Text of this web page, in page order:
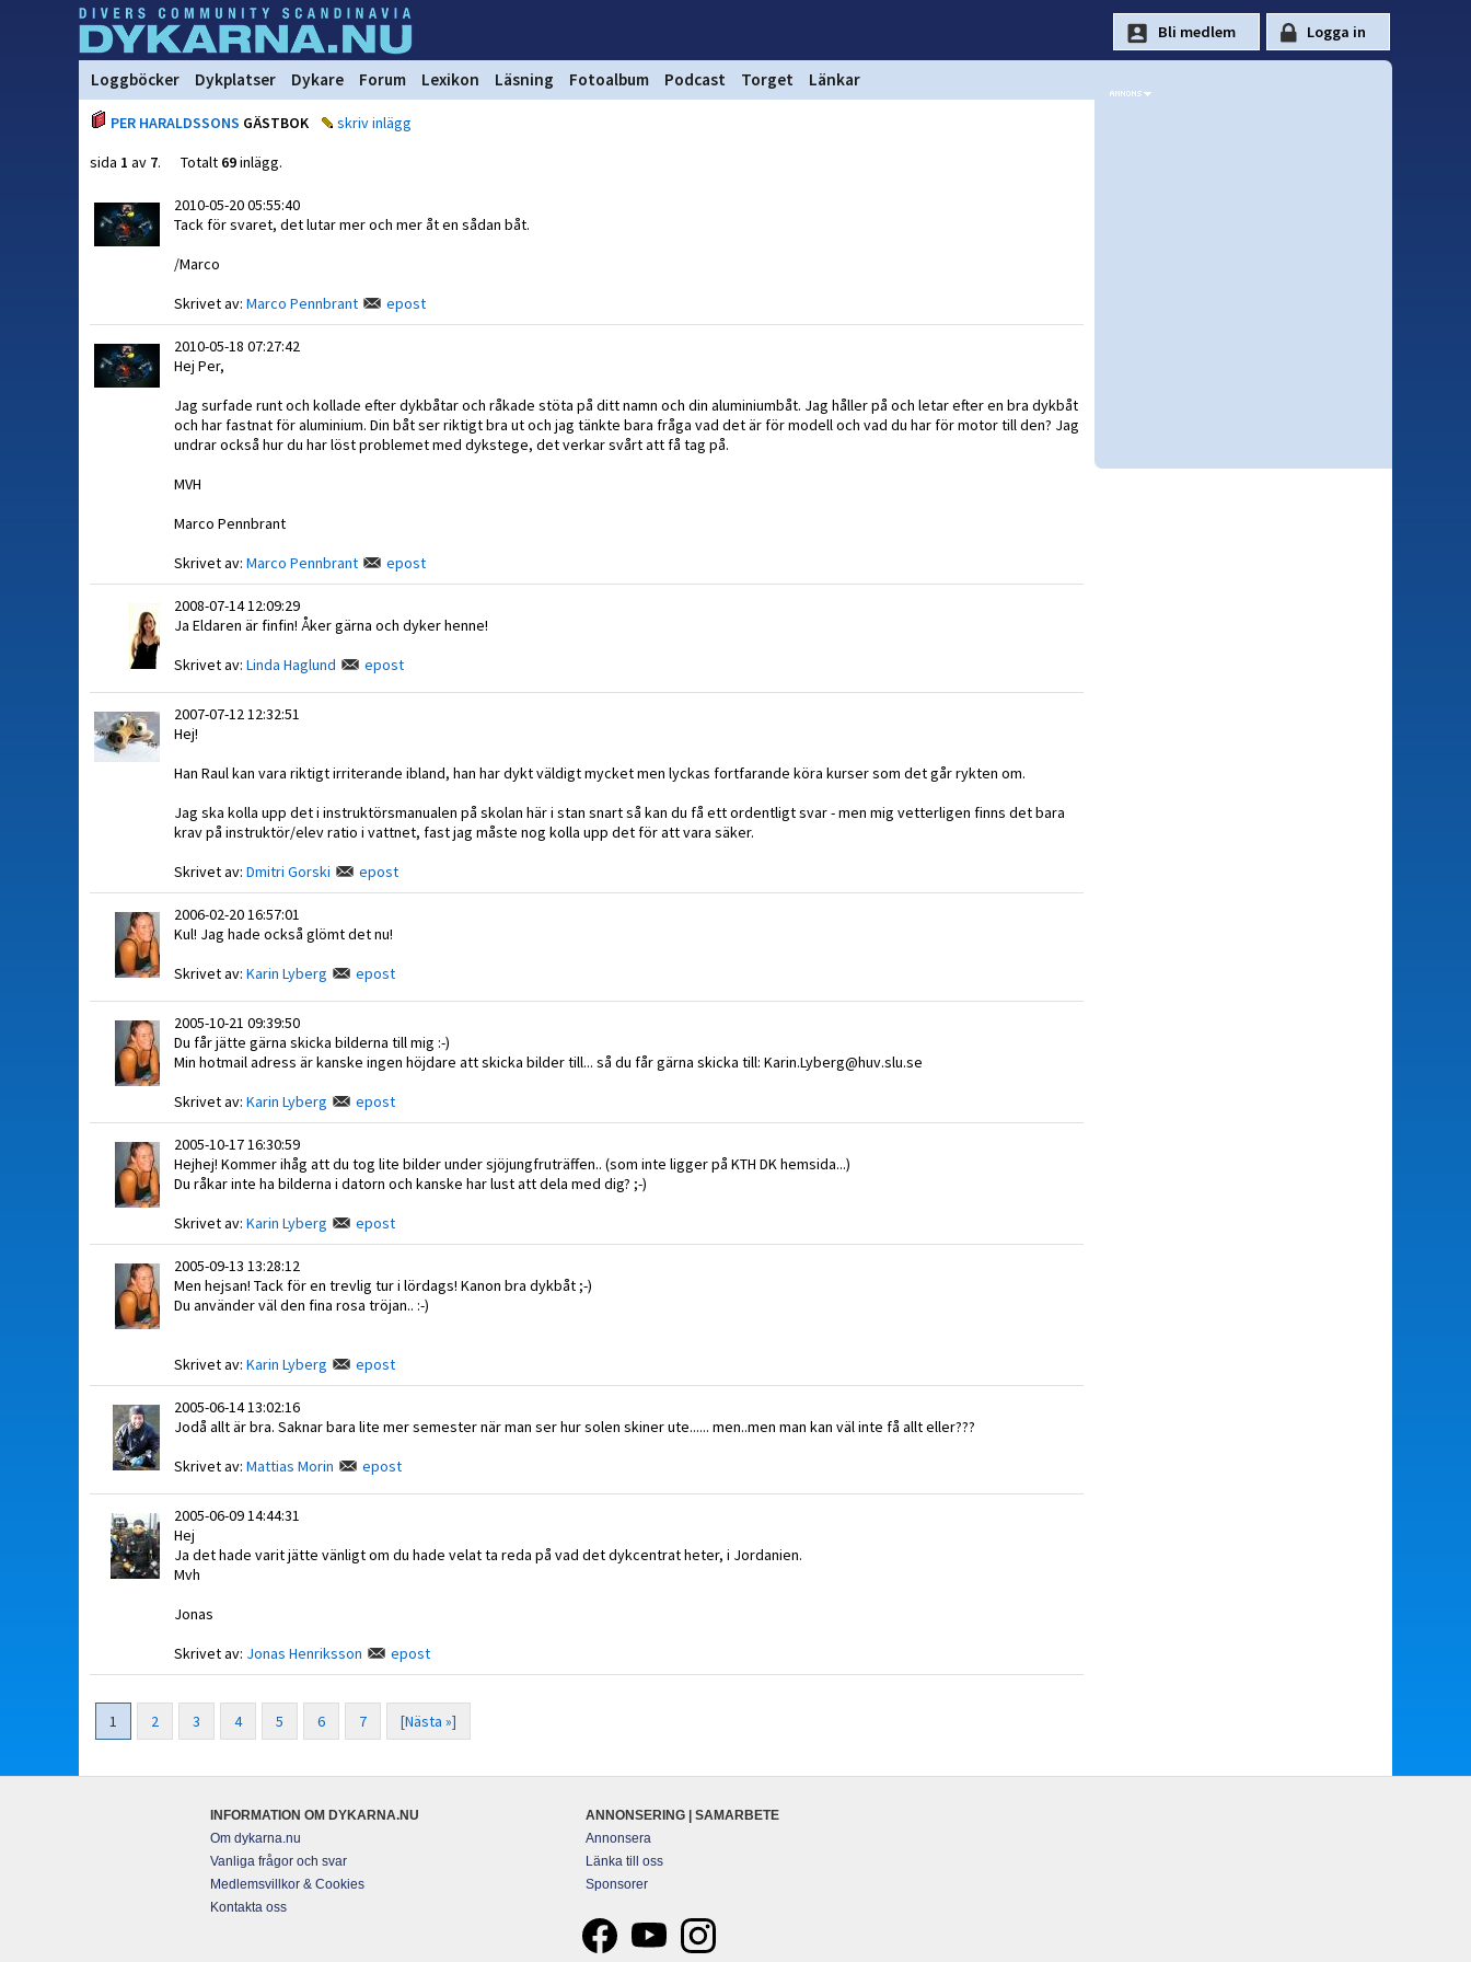
Loggböcker Dykplatser Dykare Forum Lexikon Läsning Fotoalbum Podcast Torget Länkar
PER HARALDSSONS GÄSTBOK
skriv inlägg
sida 1 av 7. Totalt 69inlägg.
2010-05-20 05:55:40
Tack för svaret, det lutar mer och mer åt en sådan båt.
/Marco
Skrivet av: Marco Pennbrant epost
2010-05-18 07:27:42
Hej Per,
Jag surfade runt och kollade efter dykbåtar och råkade stöta på ditt namn och din aluminiumbåt. Jag håller på och letar efter en bra dykbåt
och har fastnat för aluminium. Din båt ser riktigt bra ut och jag tänkte bara fråga vad det är för modell och vad du har för motor till den? Jag
undrar också hur du har löst problemet med dykstege, det verkar svårt att få tag på.
MVH
Marco Pennbrant
Skrivet av: Marco Pennbrant epost
2008-07-14 12:09:29
Ja Eldaren är finfin! Åker gärna och dyker henne!
Skrivet av: Linda Haglund epost
2007-07-12 12:32:51
Hej!
Han Raul kan vara riktigt irriterande ibland, han har dykt väldigt mycket men lyckas fortfarande köra kurser som det går rykten om.
Jag ska kolla upp det i instruktörsmanualen på skolan här i stan snart så kan du få ett ordentligt svar - men mig vetterligen finns det bara
krav på instruktör/elev ratio i vattnet, fast jag måste nog kolla upp det för att vara säker.
Skrivet av: Dmitri Gorski epost
2006-02-20 16:57:01
Kul! Jag hade också glömt det nu!
Skrivet av: Karin Lyberg epost
2005-10-21 09:39:50
Du får jätte gärna skicka bilderna till mig :-)
Min hotmail adress är kanske ingen höjdare att skicka bilder till... så du får gärna skicka till: Karin.Lyberg@huv.slu.se
Skrivet av: Karin Lyberg epost
2005-10-17 16:30:59
Hejhej! Kommer ihåg att du tog lite bilder under sjöjungfruträffen.. (som inte ligger på KTH DK hemsida...)
Du råkar inte ha bilderna i datorn och kanske har lust att dela med dig? ;-)
Skrivet av: Karin Lyberg epost
2005-09-13 13:28:12
Men hejsan! Tack för en trevlig tur i lördags! Kanon bra dykbåt ;-)
Du använder väl den fina rosa tröjan.. :-)
Skrivet av: Karin Lyberg epost
2005-06-14 13:02:16
Jodå allt är bra. Saknar bara lite mer semester när man ser hur solen skiner ute...... men..men man kan väl inte få allt eller???
Skrivet av: Mattias Morin epost
2005-06-09 14:44:31
Hej
Ja det hade varit jätte vänligt om du hade velat ta reda på vad det dykcentrat heter, i Jordanien.
Mvh
Jonas
Skrivet av: Jonas Henriksson epost
1 2 3 4 5 6 7 [Nästa »]
INFORMATION OM DYKARNA.NU
Om dykarna.nu
Vanliga frågor och svar
Medlemsvillkor & Cookies
Kontakta oss
ANNONSERING | SAMARBETE
Annonsera
Länka till oss
Sponsorer